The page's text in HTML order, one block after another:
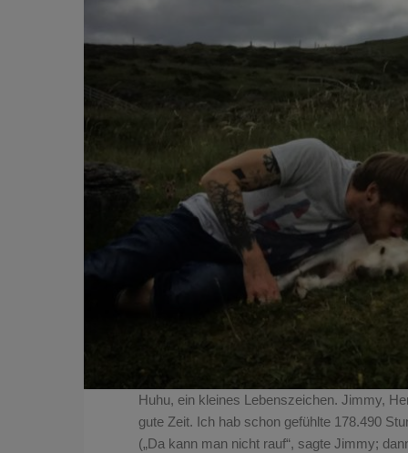
Huhu, ein kleines Lebenszeichen. Jimmy,
gute Zeit. Ich hab schon gefühlte 178.490
(„Da kann man nicht rauf“, sagte Jimmy;